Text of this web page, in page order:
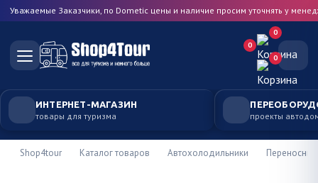
Уважаемые Заказчики, по Dometic цены и наличие просим уточнять у
0
0
0
ИНТЕРНЕТ-МАГАЗИН
товары для туризма проекты
Shop4tour Каталог товаров Автохолодильники Переносные